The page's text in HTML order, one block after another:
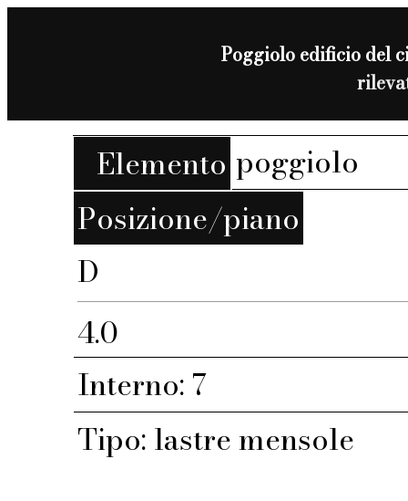
Poggiolo edificio del
Elemento poggiolo
Posizione/piano
D
4.0
Interno: 7
Tipo: lastre mensole